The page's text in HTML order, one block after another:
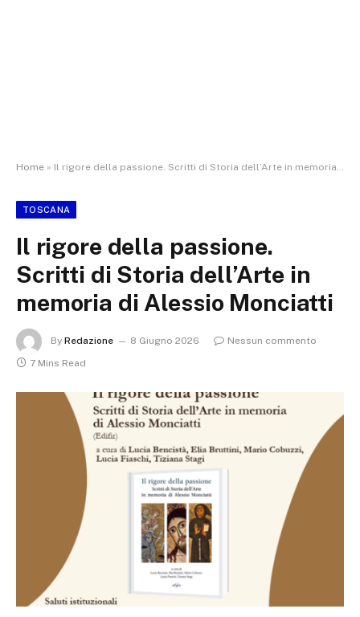
Home » Il rigore della passione. Scritti di Storia dell’Arte in memoria di Alessio Monciatti
TOSCANA
Il rigore della passione.
Scritti di Storia dell’Arte in
memoria di Alessio Monciatti
By Redazione 8 Giugno 2026
Nessun commento
7 Mins Read